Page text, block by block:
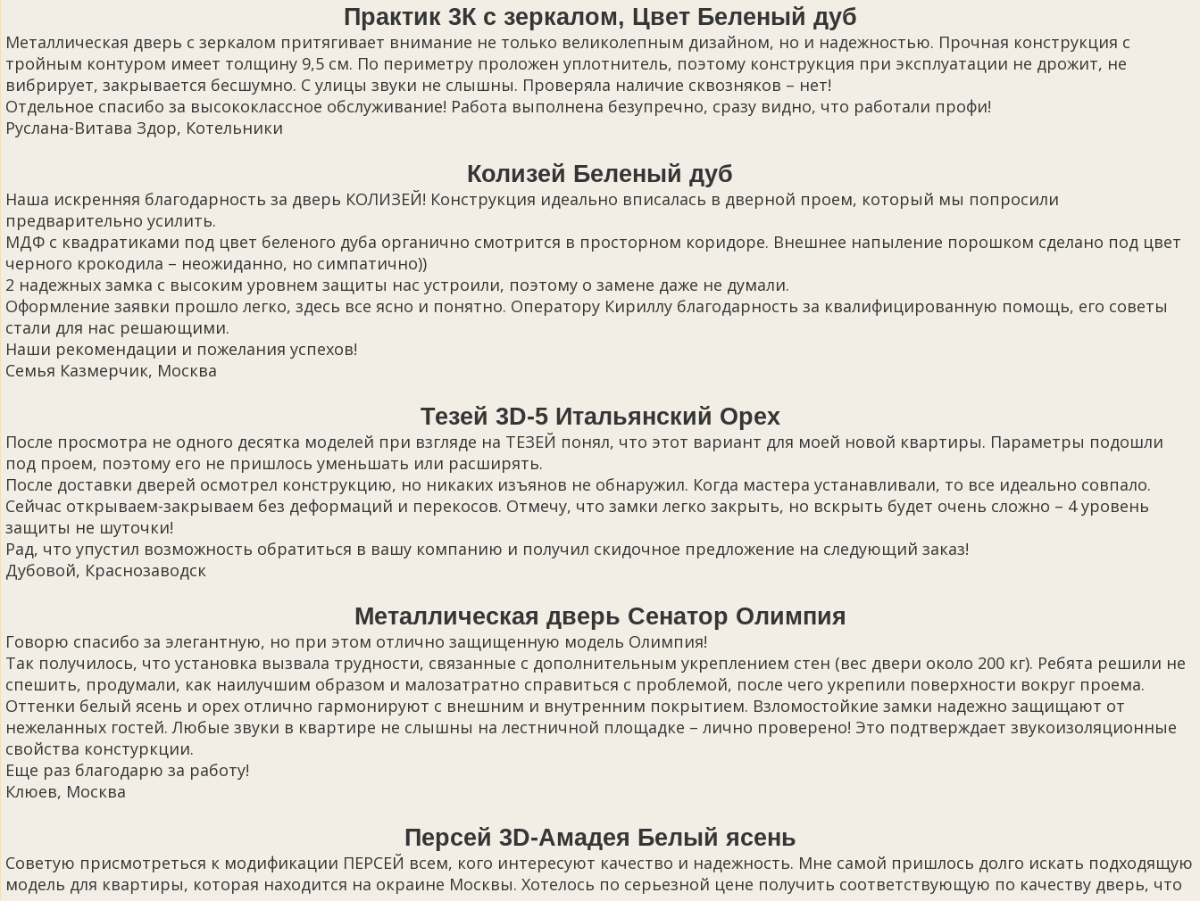
Практик 3К с зеркалом, Цвет Беленый дуб
Металлическая дверь с зеркалом притягивает внимание не только великолепным дизайном, но и надежностью. Прочная конструкция с
тройным контуром имеет толщину 9,5 см. По периметру проложен уплотнитель, поэтому конструкция при эксплуатации не дрожит, не
вибрирует, закрывается бесшумно. С улицы звуки не слышны. Проверяла наличие сквозняков – нет!
Отдельное спасибо за высококлассное обслуживание! Работа выполнена безупречно, сразу видно, что работали профи!
Руслана-Витава Здор, Котельники
Колизей Беленый дуб
Наша искренняя благодарность за дверь КОЛИЗЕЙ! Конструкция идеально вписалась в дверной проем, который мы попросили
предварительно усилить.
МДФ с квадратиками под цвет беленого дуба органично смотрится в просторном коридоре. Внешнее напыление порошком сделано под цвет
черного крокодила – неожиданно, но симпатично))
2 надежных замка с высоким уровнем защиты нас устроили, поэтому о замене даже не думали.
Оформление заявки прошло легко, здесь все ясно и понятно. Оператору Кириллу благодарность за квалифицированную помощь, его советы
стали для нас решающими.
Наши рекомендации и пожелания успехов!
Семья Казмерчик, Москва
Тезей 3D-5 Итальянский Орех
После просмотра не одного десятка моделей при взгляде на ТЕЗЕЙ понял, что этот вариант для моей новой квартиры. Параметры подошли
под проем, поэтому его не пришлось уменьшать или расширять.
После доставки дверей осмотрел конструкцию, но никаких изъянов не обнаружил. Когда мастера устанавливали, то все идеально совпало.
Сейчас открываем-закрываем без деформаций и перекосов. Отмечу, что замки легко закрыть, но вскрыть будет очень сложно – 4 уровень
защиты не шуточки!
Рад, что упустил возможность обратиться в вашу компанию и получил скидочное предложение на следующий заказ!
Дубовой, Краснозаводск
Металлическая дверь Сенатор Олимпия
Говорю спасибо за элегантную, но при этом отлично защищенную модель Олимпия!
Так получилось, что установка вызвала трудности, связанные с дополнительным укреплением стен (вес двери около 200 кг). Ребята решили не
спешить, продумали, как наилучшим образом и малозатратно справиться с проблемой, после чего укрепили поверхности вокруг проема.
Оттенки белый ясень и орех отлично гармонируют с внешним и внутренним покрытием. Взломостойкие замки надежно защищают от
нежеланных гостей. Любые звуки в квартире не слышны на лестничной площадке – лично проверено! Это подтверждает звукоизоляционные
свойства констуркции.
Еще раз благодарю за работу!
Клюев, Москва
Персей 3D-Амадея Белый ясень
Советую присмотреться к модификации ПЕРСЕЙ всем, кого интересуют качество и надежность. Мне самой пришлось долго искать подходящую
модель для квартиры, которая находится на окраине Москвы. Хотелось по серьезной цене получить соответствующую по качеству дверь, что